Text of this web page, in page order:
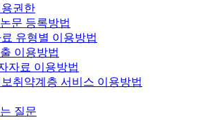
용권한
문 등록방법
료 유형별 이용방법
이용방법
자료 이용방법
보취약계층 서비스 이용방법
질문